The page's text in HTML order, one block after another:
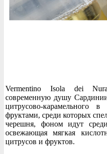
Vermentino Isola dei
современную душу
цитрусово-карамельного
фруктами, среди которых
черешня, фоном идут
освежающая мягкая
цитрусов и фруктов.